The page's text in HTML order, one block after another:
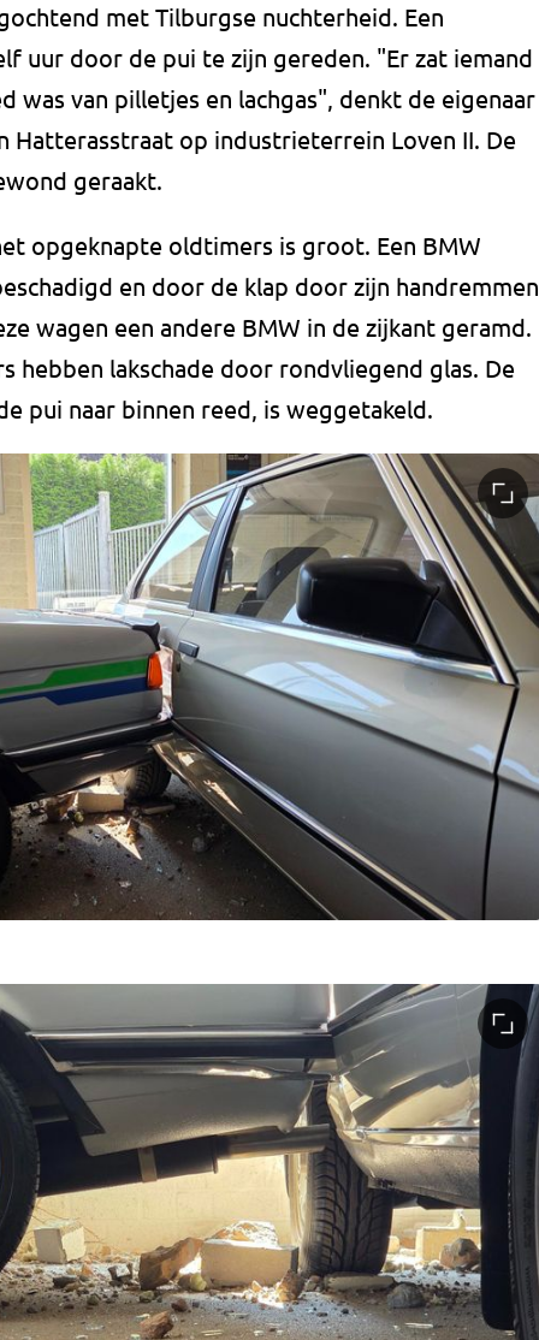
met Tilburgse nuchterheid. Een
uur door de pui te zijn gereden. "Er zat iemand
was van pilletjes en lachgas", denkt de eigenaar
Hatterasstraat op industrieterrein Loven II. De
geraakt.
opgeknapte oldtimers is groot. Een BMW
en door de klap door zijn handremmen
wagen een andere BMW in de zijkant geramd.
hebben lakschade door rondvliegend glas. De
pui naar binnen reed, is weggetakeld.